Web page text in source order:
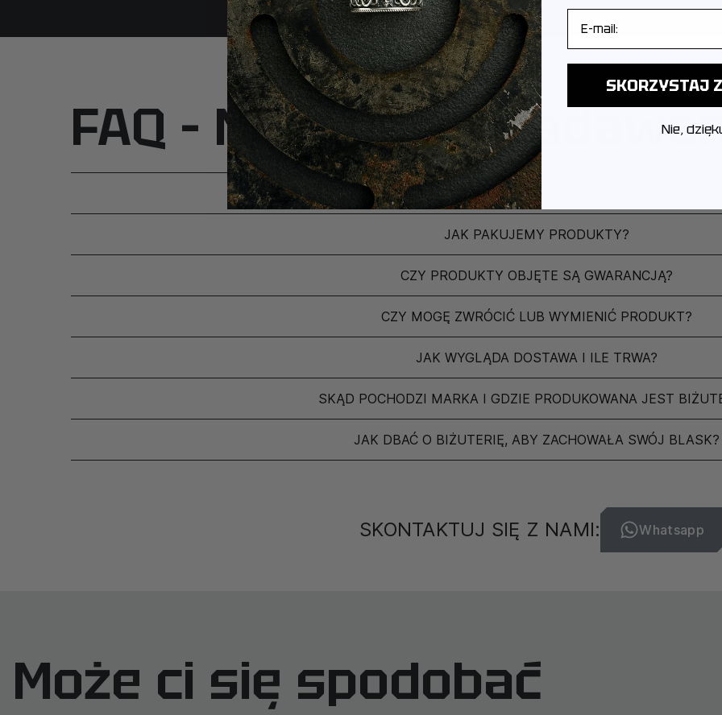
FAQ – Najczęściej
Z JAKIEGO METALU WYKONANA JEST BIŻUTERIA?
JAK PAKUJEMY PRODUKTY?
CZY PRODUKTY OBJĘTE SĄ GWARANCJĄ?
CZY MOGĘ ZWRÓCIĆ LUB WYMIENIĆ PRODUKT?
JAK WYGLĄDA DOSTAWA I ILE TRWA?
SKĄD POCHODZI MARKA I GDZIE PRODUKOWANA JEST
JAK DBAĆ O BIŻUTERIĘ, ABY ZACHOWAŁA SWÓJ BLASK?
SKONTAKTUJ SIĘ Z NAMI: Whatsapp
Może ci się spodobać
SKORZYSTAJ
Nie,